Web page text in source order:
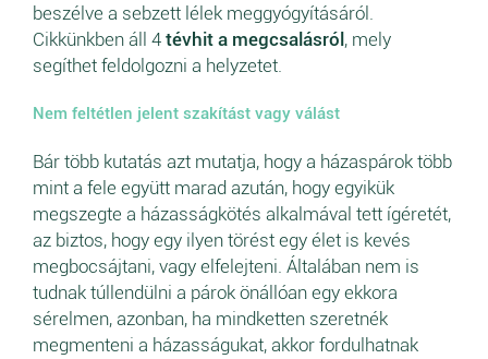
beszélve a sebzett lélek meggyógyításáról.
Cikkünkben áll 4 tévhit a megcsalásról , mely
segíthet feldolgozni a helyzetet.
Nem feltétlen jelent szakítást vagy válást
Bár több kutatás azt mutatja, hogy a házaspárok több
mint a fele együtt marad azután, hogy egyikük
megszegte a házasságkötés alkalmával tett ígéretét,
az biztos, hogy egy ilyen törést egy élet is kevés
megbocsájtani, vagy elfelejteni. Általában nem is
tudnak túllendülni a párok önállóan egy ekkora
sérelmen, azonban, ha mindketten szeretnék
megmenteni a házasságukat, akkor fordulhatnak